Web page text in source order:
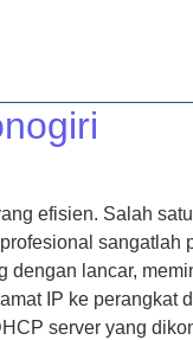
efisien. Salah
lancar,
IP ke perangkat
server yang